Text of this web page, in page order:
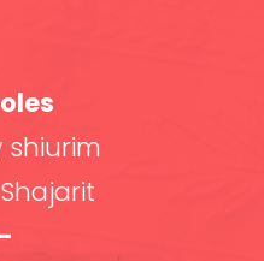
shiurim
Shajarit